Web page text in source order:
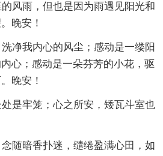
风雨，但也是因为雨遇见阳光和
晚安！
净我内心的风尘；感动是一缕阳
心；感动是一朵芬芳的小花，驱
晚安！
是牢笼；心之所安，矮瓦斗室也
随暗香扑迷，缱绻盈满心田，如